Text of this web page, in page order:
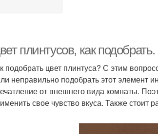
плинтусов, как
подобрать цвет плинтуса? С этим
неправильно подобрать этот элемент
от внешнего вида комнаты.
свое чувство вкуса. Также стоит